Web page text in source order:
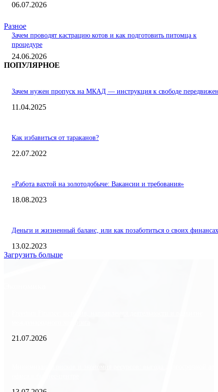
06.07.2026
Разное
Зачем проводят кастрацию котов и как подготовить питомца к
процедуре
24.06.2026
ПОПУЛЯРНОЕ
Зачем нужен пропуск на МКАД — инструкция к свободе
11.04.2025
Как избавиться от тараканов?
22.07.2022
«Работа вахтой на золотодобыче: Вакансии и требования»
18.08.2023
Деньги и жизненный баланс, или как позаботиться о своих финансах
13.02.2023
Загрузить больше
21.07.2026